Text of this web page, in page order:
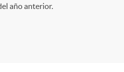
año anterior.